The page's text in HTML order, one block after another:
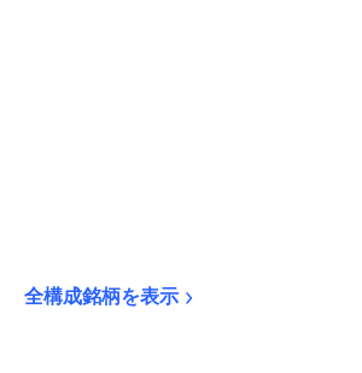
全構成銘柄を表示